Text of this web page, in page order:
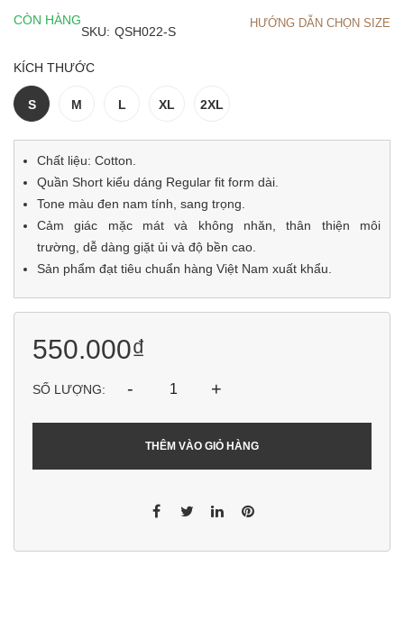
CÒN HÀNG HƯỚNG DẪN CHỌN SIZE
SKU: QSH022-S
KÍCH THƯỚC
S M L XL 2XL
Chất liệu: Cotton.
Quần Short kiểu dáng Regular fit form dài.
Tone màu đen nam tính, sang trọng.
Cảm giác mặc mát và không nhăn, thân thiện môi
trường, dễ dàng giặt ủi và độ bền cao.
Sản phẩm đạt tiêu chuẩn hàng Việt Nam xuất khẩu.
550.000₫
SỐ LƯỢNG: - +
THÊM VÀO GIỎ HÀNG